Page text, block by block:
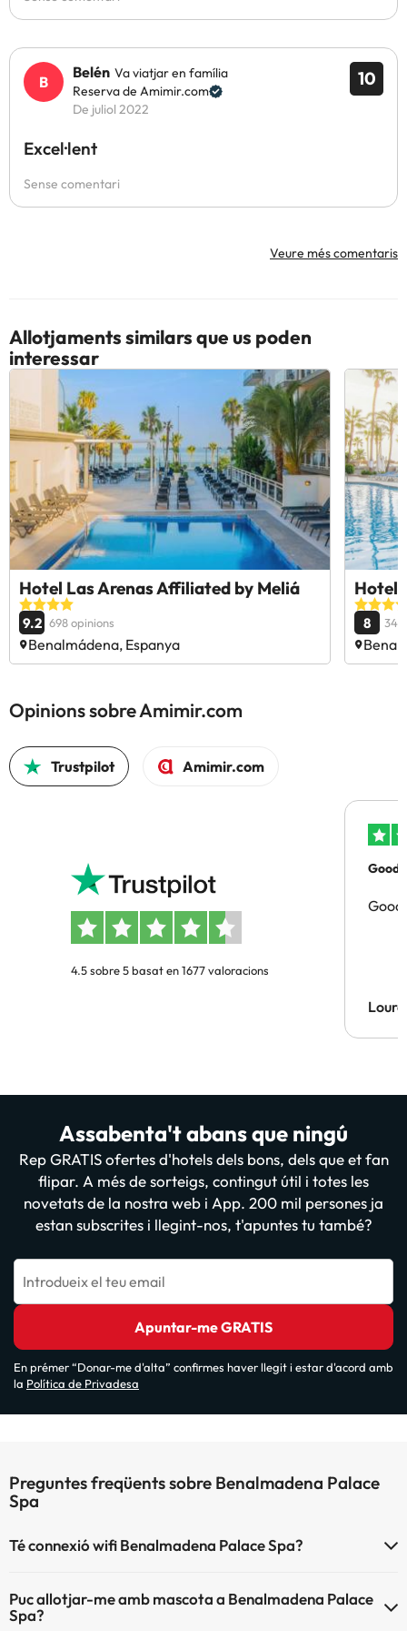
10
Belén Va viatjar en família
Reserva de Amimir.com
De juliol 2022
Excel·lent
Sense comentari
Veure més comentaris
Allotjaments similars que us poden
interessar
Hotel Las Arenas Affiliated by Meliá
9.2 698 opinions
Benalmádena, Espanya
Hotel
8
Opinions sobre Amimir.com
Trustpilot Amimir.com
4.5 sobre 5 basat en 1677 valoracions
Good
Good
Assabenta't abans que ningú
Rep GRATIS ofertes d'hotels dels bons, dels que et fan
flipar. A més de sorteigs, contingut útil i totes les
novetats de la nostra web i App. 200 mil persones ja
estan subscrites i llegint-nos, t'apuntes tu també?
Introdueix el teu email
Apuntar-me GRATIS
En prémer “Donar-me d'alta” confirmes haver llegit i estar d'acord amb
la Política de Privadesa
Preguntes freqüents sobre Benalmadena Palace
Spa
Té connexió wifi Benalmadena Palace Spa?
Puc allotjar-me amb mascota a Benalmadena Palace
Spa?